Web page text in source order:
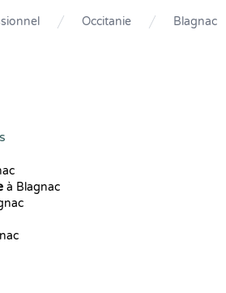
Occitanie Blagnac
à Blagnac